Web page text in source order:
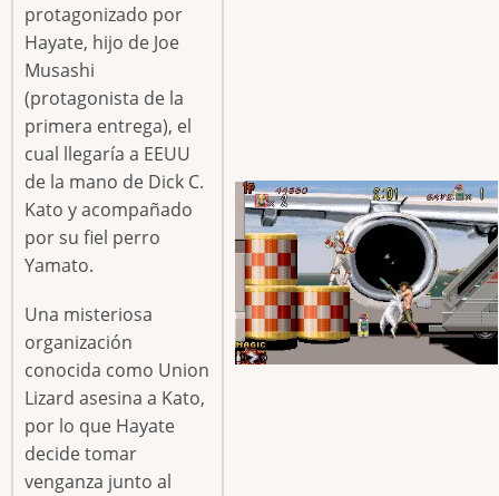
protagonizado por
Hayate, hijo de Joe
Musashi
(protagonista de la
primera entrega), el
cual llegaría a EEUU
de la mano de Dick C.
Kato y acompañado
por su fiel perro
Yamato.
Una misteriosa
organización
conocida como Union
Lizard asesina a Kato,
por lo que Hayate
decide tomar
venganza junto al